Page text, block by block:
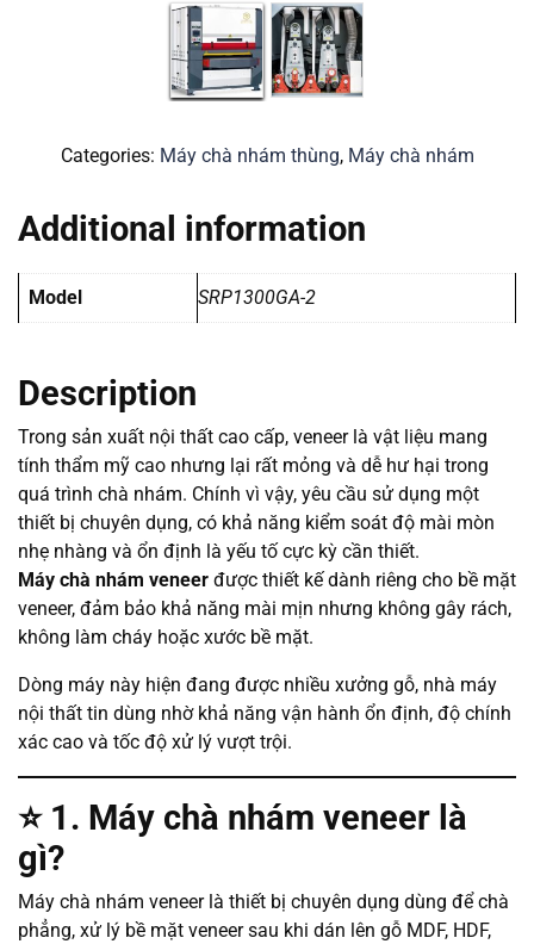
Categories: Máy chà nhám thùng, Máy chà nhám
Description
Trong sản xuất nội thất cao cấp, veneer là vật liệu mang
tính thẩm mỹ cao nhưng lại rất mỏng và dễ hư hại trong
quá trình chà nhám. Chính vì vậy, yêu cầu sử dụng một
thiết bị chuyên dụng, có khả năng kiểm soát độ mài mòn
nhẹ nhàng và ổn định là yếu tố cực kỳ cần thiết.
Máy chà nhám veneer được thiết kế dành riêng cho bề mặt
veneer, đảm bảo khả năng mài mịn nhưng không gây rách,
không làm cháy hoặc xước bề mặt.
Dòng máy này hiện đang được nhiều xưởng gỗ, nhà máy
nội thất tin dùng nhờ khả năng vận hành ổn định, độ chính
xác cao và tốc độ xử lý vượt trội.
⭐ 1. Máy chà nhám veneer là
gì?
Máy chà nhám veneer là thiết bị chuyên dụng dùng để chà
phẳng, xử lý bề mặt veneer sau khi dán lên gỗ MDF, HDF,
Additional information
Model SRP1300GA-2